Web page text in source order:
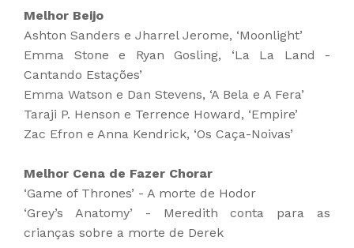
Melhor Beijo
Ashton Sanders e Jharrel Jerome, ‘Moonlight’
Emma Stone e Ryan Gosling, ‘La La Land -
Cantando Estações’
Emma Watson e Dan Stevens, ‘A Bela e A Fera’
Taraji P. Henson e Terrence Howard, ‘Empire’
Zac Efron e Anna Kendrick, ‘Os Caça-Noivas’
Melhor Cena de Fazer Chorar
‘Game of Thrones’ - A morte de Hodor
‘Grey’s Anatomy’ - Meredith conta para as
crianças sobre a morte de Derek